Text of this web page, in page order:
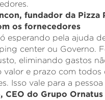
fundador da Pizza
os fornecedores
esperando pela ajuda
center ou Governo.
eliminando gastos
valor e prazo com todos
Isso vale para a
CEO do Grupo Ornatus